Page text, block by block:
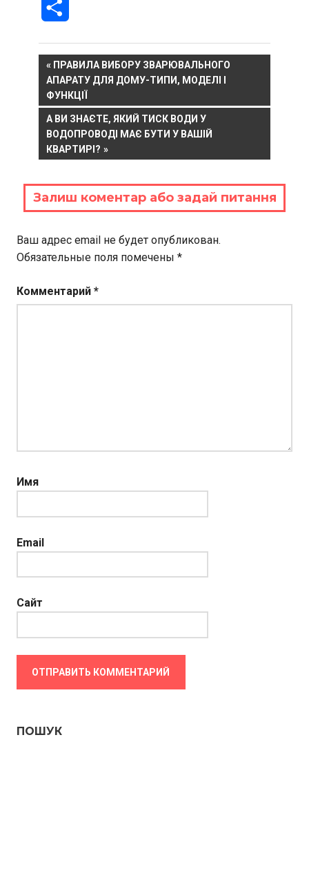
Навигация
по
записям
PREVIOUS
POST:
ПРАВИЛА ВИБОРУ ЗВАРЮВАЛЬНОГО
АПАРАТУ ДЛЯ ДОМУ-ТИПИ, МОДЕЛІ І
ФУНКЦІЇ
NEXT
POST:
А ВИ ЗНАЄТЕ, ЯКИЙ ТИСК ВОДИ У
ВОДОПРОВОДІ МАЄ БУТИ У ВАШІЙ
КВАРТИРІ?
Залиш коментар або задай питання
Ваш адрес email не будет опубликован.
Обязательные поля помечены *
Комментарий *
Имя
Email
Сайт
ПОШУК